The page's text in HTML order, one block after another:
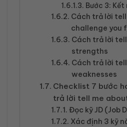
Bước 3:
Cách trả lời
challenge you
Cách trả lời
strengths
Cách trả lời
weaknesses
Checklist 7 bước
trả lời tell me
Đọc kỹ JD (Job
Xác định 3 kỹ